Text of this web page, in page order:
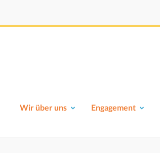
Wir über uns Engagement